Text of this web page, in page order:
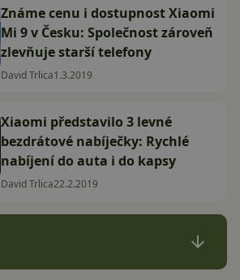
Známe cenu i dostupnost Xiaomi
Mi 9 v Česku: Společnost zároveň
zlevňuje starší telefony
David Trlica1.3.2019
Xiaomi představilo 3 levné
bezdrátové nabíječky: Rychlé
nabíjení do auta i do kapsy
David Trlica22.2.2019